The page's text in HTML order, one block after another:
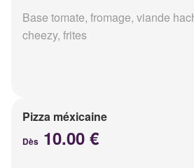
Base tomate, fromage, viande
cheezy, frites
Pizza méxicaine
Dès 10.00 €